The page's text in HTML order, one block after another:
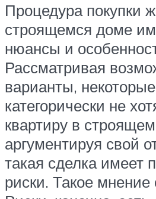
Процедура покупки
строящемся доме
нюансы и
Рассматривая
варианты,
категорически не
квартиру в
аргументируя свой
такая сделка
риски. Такое